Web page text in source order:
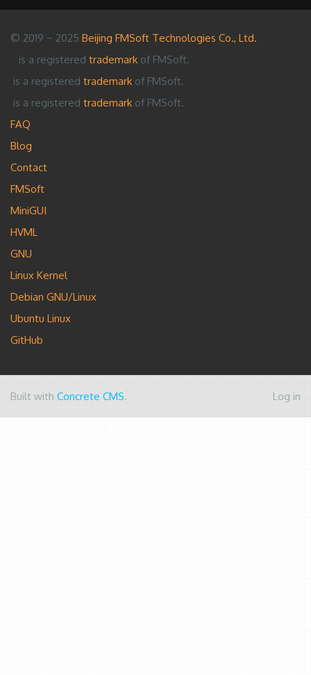
© 2019 ~ 2025 Beijing FMSoft Technologies Co., Ltd.
is a registered trademark of FMSoft.
is a registered trademark of FMSoft.
is a registered trademark of FMSoft.
FAQ
Blog
Contact
FMSoft
MiniGUI
HVML
GNU
Linux Kernel
Debian GNU/Linux
Ubuntu Linux
GitHub
Built with Concrete CMS. Log in